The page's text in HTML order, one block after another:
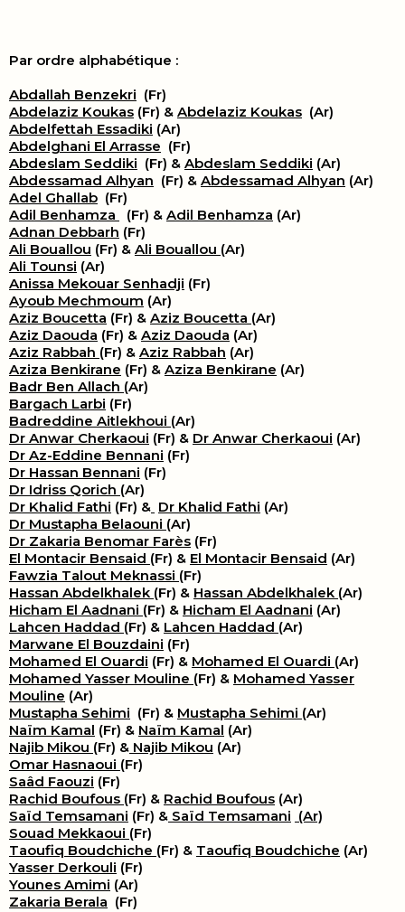
Par ordre alphabétique :
Abdallah Benzekri (Fr)
Abdelaziz Koukas (Fr) & Abdelaziz Koukas (Ar)
Abdelfettah Essadiki (Ar)
Abdelghani El Arrasse (Fr)
Abdeslam Seddiki (Fr) & Abdeslam Seddiki (Ar)
Abdessamad Alhyan (Fr) & Abdessamad Alhyan (Ar)
Adel Ghallab (Fr)
Adil Benhamza
(Fr) & Adil Benhamza (Ar)
Adnan Debbarh (Fr)
Ali Bouallou (Fr) & Ali Bouallou (Ar)
Ali Tounsi (Ar)
Anissa Mekouar Senhadji (Fr)
Ayoub Mechmoum (Ar)
Aziz Boucetta (Fr) & Aziz Boucetta (Ar)
Aziz Daouda (Fr) & Aziz Daouda (Ar)
Aziz Rabbah (Fr) & Aziz Rabbah (Ar)
Aziza Benkirane (Fr) & Aziza Benkirane (Ar)
Badr Ben Allach (Ar)
Bargach Larbi (Fr)
Badreddine Aitlekhoui (Ar)
Dr Anwar Cherkaoui (Fr) & Dr Anwar Cherkaoui (Ar)
Dr Az-Eddine Bennani (Fr)
Dr Hassan Bennani (Fr)
Dr Idriss Qorich (Ar)
Dr Khalid Fathi (Fr) & Dr Khalid Fathi (Ar)
Dr Mustapha Belaouni (Ar)
Dr Zakaria Benomar Farès (Fr)
El Montacir Bensaid (Fr) & El Montacir Bensaid (Ar)
Fawzia Talout Meknassi (Fr)
Hassan Abdelkhalek (Fr) & Hassan Abdelkhalek (Ar)
Hicham El Aadnani (Fr) & Hicham El Aadnani (Ar)
Lahcen Haddad (Fr) & Lahcen Haddad (Ar)
Marwane El Bouzdaini (Fr)
Mohamed El Ouardi (Fr) & Mohamed El Ouardi (Ar)
Mohamed Yasser Mouline (Fr) & Mohamed Yasser
Mouline (Ar)
Mustapha Sehimi (Fr) & Mustapha Sehimi (Ar)
Naïm Kamal (Fr) & Naïm Kamal (Ar)
Najib Mikou (Fr) & Najib Mikou (Ar)
Omar Hasnaoui (Fr)
Saâd Faouzi (Fr)
Rachid Boufous (Fr) & Rachid Boufous (Ar)
Saïd Temsamani (Fr) & Saïd Temsamani (Ar)
Souad Mekkaoui (Fr)
Taoufiq Boudchiche (Fr) & Taoufiq Boudchiche (Ar)
Yasser Derkouli (Fr)
Younes Amimi (Ar)
Zakaria Berala (Fr)